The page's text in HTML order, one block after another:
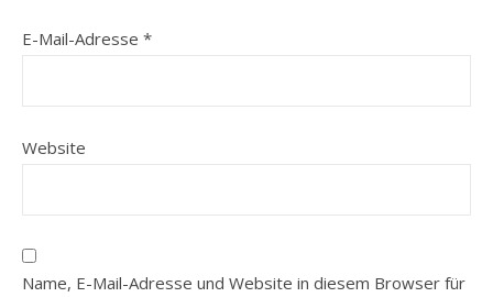
E-Mail-Adresse *
Website
Name, E-Mail-Adresse und Website in diesem Browser für